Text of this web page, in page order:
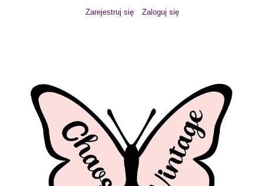
Zarejestruj się Zaloguj się